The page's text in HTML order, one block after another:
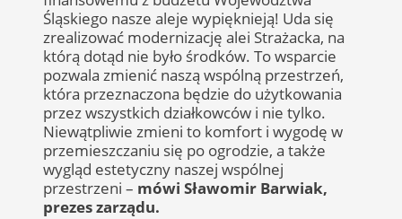
Śląskiego nasze aleje wypięknieją! Uda się
zrealizować modernizację alei Strażacka, na
którą dotąd nie było środków. To wsparcie
pozwala zmienić naszą wspólną przestrzeń,
która przeznaczona będzie do użytkowania
przez wszystkich działkowców i nie tylko.
Niewątpliwie zmieni to komfort i wygodę w
przemieszczaniu się po ogrodzie, a także
wygląd estetyczny naszej wspólnej
przestrzeni – mówi Sławomir Barwiak,
prezes zarządu.